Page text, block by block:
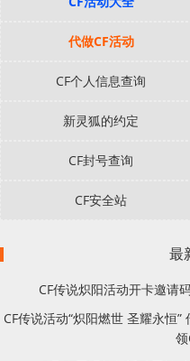
代做CF活动
CF个人信息查询
新灵狐的约定
CF封号查询
CF安全站
最
CF传说炽阳活动开卡邀请
CF传说活动“炽阳燃世 圣耀永恒